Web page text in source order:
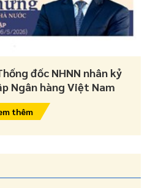
đốc NHNN nhân kỷ
Ngân hàng Việt Nam
thêm